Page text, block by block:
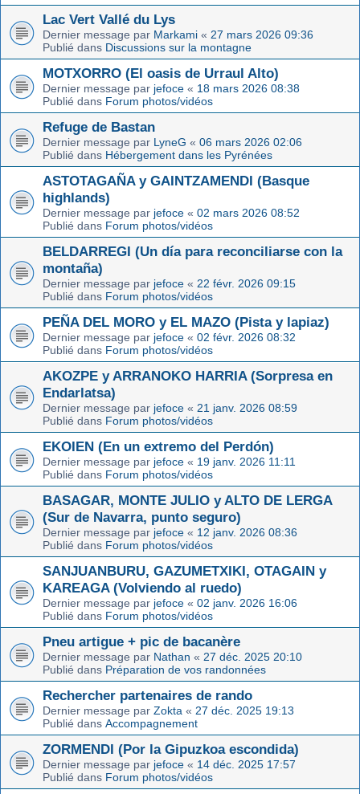
Lac Vert Vallé du Lys
Dernier message par Markami « 27 mars 2026 09:36
Publié dans Discussions sur la montagne
MOTXORRO (El oasis de Urraul Alto)
Dernier message par jefoce « 18 mars 2026 08:38
Publié dans Forum photos/vidéos
Refuge de Bastan
Dernier message par LyneG « 06 mars 2026 02:06
Publié dans Hébergement dans les Pyrénées
ASTOTAGAÑA y GAINTZAMENDI (Basque
highlands)
Dernier message par jefoce « 02 mars 2026 08:52
Publié dans Forum photos/vidéos
BELDARREGI (Un día para reconciliarse con la
montaña)
Dernier message par jefoce « 22 févr. 2026 09:15
Publié dans Forum photos/vidéos
PEÑA DEL MORO y EL MAZO (Pista y lapiaz)
Dernier message par jefoce « 02 févr. 2026 08:32
Publié dans Forum photos/vidéos
AKOZPE y ARRANOKO HARRIA (Sorpresa en
Endarlatsa)
Dernier message par jefoce « 21 janv. 2026 08:59
Publié dans Forum photos/vidéos
EKOIEN (En un extremo del Perdón)
Dernier message par jefoce « 19 janv. 2026 11:11
Publié dans Forum photos/vidéos
BASAGAR, MONTE JULIO y ALTO DE LERGA
(Sur de Navarra, punto seguro)
Dernier message par jefoce « 12 janv. 2026 08:36
Publié dans Forum photos/vidéos
SANJUANBURU, GAZUMETXIKI, OTAGAIN y
KAREAGA (Volviendo al ruedo)
Dernier message par jefoce « 02 janv. 2026 16:06
Publié dans Forum photos/vidéos
Pneu artigue + pic de bacanère
Dernier message par Nathan « 27 déc. 2025 20:10
Publié dans Préparation de vos randonnées
Rechercher partenaires de rando
Dernier message par Zokta « 27 déc. 2025 19:13
Publié dans Accompagnement
ZORMENDI (Por la Gipuzkoa escondida)
Dernier message par jefoce « 14 déc. 2025 17:57
Publié dans Forum photos/vidéos